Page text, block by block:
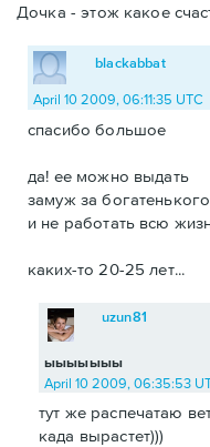
Дочка - этож какое
blackabbat
April 10 2009, 06:11:35 UTC
спасибо большое
да! ее можно выдать
замуж за
и не работать всю
каких-то 20-25 лет...
ыыыыыыы
uzun81
April 10 2009, 06:35:53
тут же распечатаю
када вырастет)))